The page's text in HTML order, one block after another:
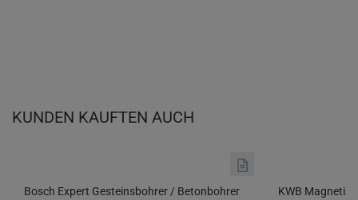
KUNDEN KAUFTEN AUCH
Bosch Expert Gesteinsbohrer / Betonbohrer
KWB